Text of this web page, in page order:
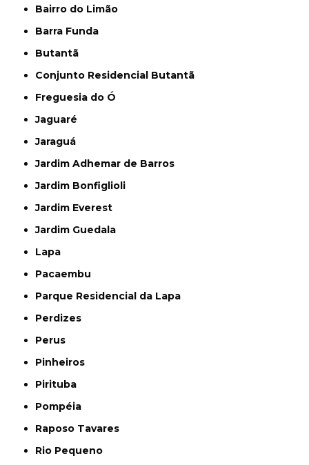
Bairro do Limão
Barra Funda
Butantã
Conjunto Residencial Butantã
Freguesia do Ó
Jaguaré
Jaraguá
Jardim Adhemar de Barros
Jardim Bonfiglioli
Jardim Everest
Jardim Guedala
Lapa
Pacaembu
Parque Residencial da Lapa
Perdizes
Perus
Pinheiros
Pirituba
Pompéia
Raposo Tavares
Rio Pequeno